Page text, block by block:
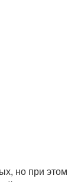
но при этом